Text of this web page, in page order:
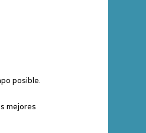
posible.
mejores